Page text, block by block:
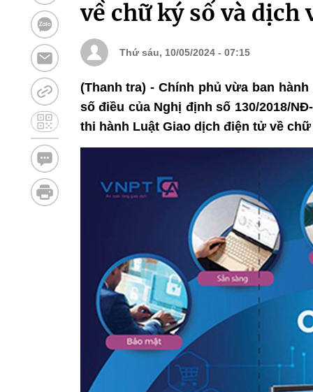
về chữ ký số và dịch
Thứ sáu, 10/05/2024 - 07:15
(Thanh tra) - Chính phủ vừa ban
số điều của Nghị định số 130/2018/
thi hành Luật Giao dịch điện tử về